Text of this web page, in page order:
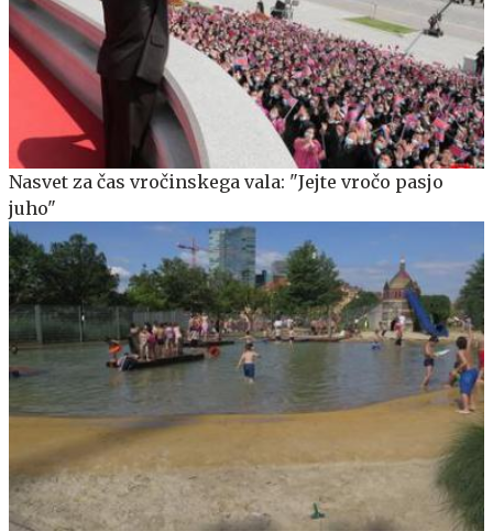
Nasvet za čas vročinskega vala: "Jejte vročo pasjo
juho"